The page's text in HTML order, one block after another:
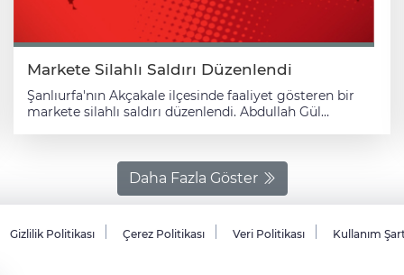
Markete Silahlı Saldırı Düzenlendi
Şanlıurfa'nın Akçakale ilçesinde faaliyet gösteren bir
markete silahlı saldırı düzenlendi. Abdullah Gül
Durumun bildirilmesi üzerine olay yerine polis ve sağlık
ekipleri sevk edildi. Ölen ya da yaralananın olmadığı
olayda, polis ekipleri marketin 7 noktasına kurşun
isabet ettiğini tespit etti. Ekipler, kaçan şüpheli ya da
şüphelilerin yakalanması için çalışma başlattı.
Daha Fazla Göster
Gizlilik Politikası Çerez Politikası Veri Politikası Kullanım